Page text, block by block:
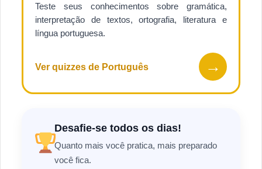
Teste seus conhecimentos sobre gramática,
interpretação de textos, ortografia, literatura e
língua portuguesa.
Ver quizzes de Português →
Desafie-se todos os dias!
Quanto mais você pratica, mais preparado
você fica.